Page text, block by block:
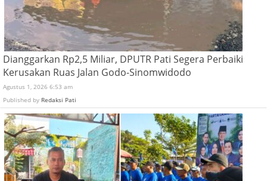
Dianggarkan Rp2,5 Miliar, DPUTR Pati Segera Perbaiki
Kerusakan Ruas Jalan Godo-Sinomwidodo
Agustus 1, 2026 6:53 am
Published by Redaksi Pati